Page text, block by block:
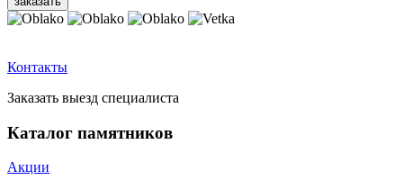
Контакты
Заказать выезд специалиста
Каталог памятников
Акции